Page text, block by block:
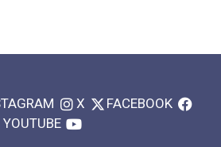
FACEBOOK
X
YOUTUBE